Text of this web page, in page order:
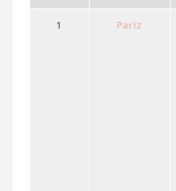
1 Pariz